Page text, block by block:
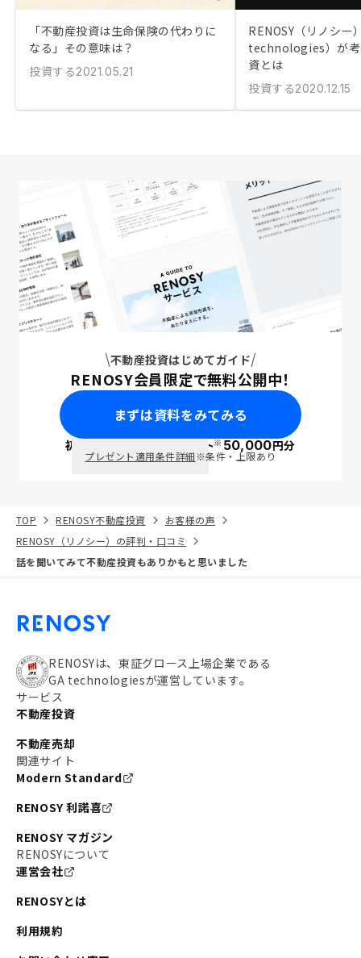
「不動産投資は生命保険の代わりに
なる」その意味は？
投資する2021.05.21
RENOSY（リノシー
technologies）が考
資とは
投資する2020.12.15
不動産投資はじめてガイド
RENOSY会員限定で無料公開中！
まずは資料をみてみる
初回面談で ポイント※50,000円分
プレゼント適用条件詳細※条件・上限あり
TOP RENOSY不動産投資
お客様の声
RENOSY（リノシー）の評判・口コミ
話を聞いてみて不動産投資もありかもと思いました
RENOSYは、東証グロース上場企業である
GA technologiesが運営しています。
サービス
不動産投資
不動産売却
関連サイト
Modern Standard
RENOSY 利諾喜
RENOSY マガジン
RENOSYについて
運営会社
RENOSYとは
利用規約